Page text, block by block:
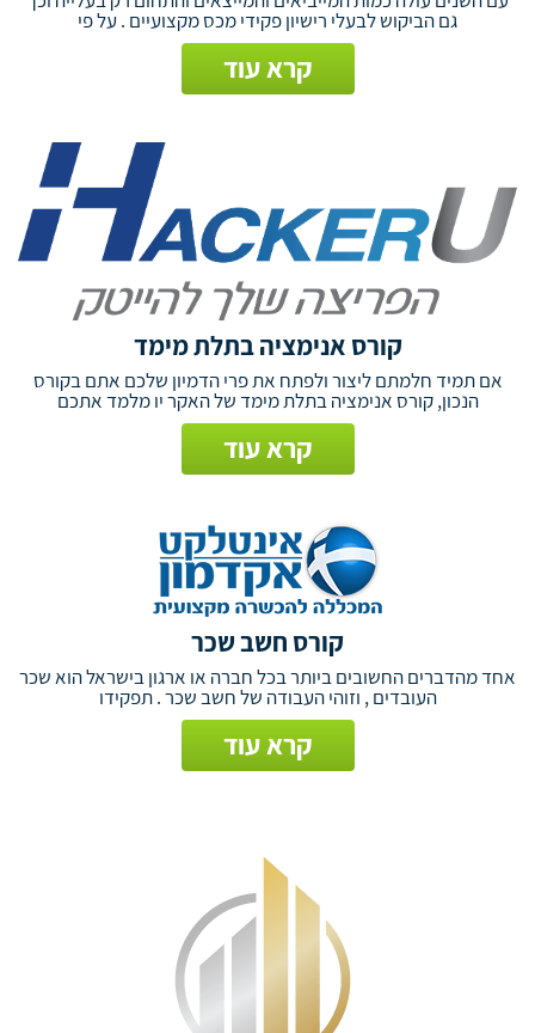
גם הביקוש לבעלי רישיון פקידי מכס מקצועיים . על פי
קרא עוד
קורס אנימציה בתלת מימד
אם תמיד חלמתם ליצור ולפתח את פרי הדמיון שלכם אתם בקורס
הנכון, קורס אנימציה בתלת מימד של האקר יו מלמד אתכם
קרא עוד
קורס חשב שכר
אחד מהדברים החשובים ביותר בכל חברה או ארגון בישראל הוא שכר
העובדים , וזוהי העבודה של חשב שכר . תפקידו
קרא עוד